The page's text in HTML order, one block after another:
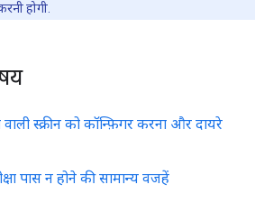
होगी.
स्क्रीन को कॉन्फ़िगर करना और दायरे
पास न होने की सामान्य वजहें